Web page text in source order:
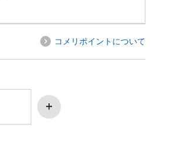
コメリポイントについて